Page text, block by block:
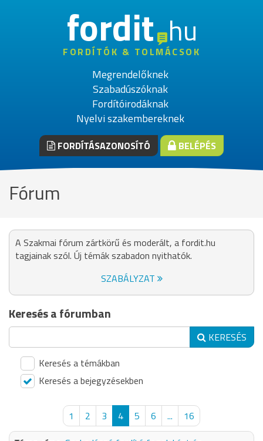
fordithu
FORDÍTÓK & TOLMÁCSOK
Megrendelőknek
Szabadúszóknak
Fordítóirodáknak
Nyelvi szakembereknek
FORDÍTÁSAZONOSÍTÓ BELÉPÉS
Fórum
A Szakmai fórum zártkörű és moderált, a fordit.hu
tagjainak szól. Új témák szabadon nyithatók.
SZABÁLYZAT
Keresés a fórumban
KERESÉS
Keresés a témákban
Keresés a bejegyzésekben
1 2 3 4 5 6 ...
16